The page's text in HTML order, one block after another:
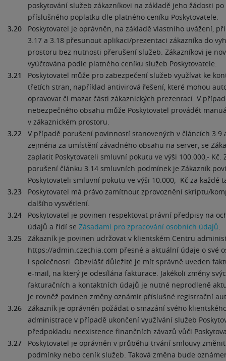
poskytování služeb zákazníkovi na základě jeho žádosti
příslušného poplatku dle platného ceníku Poskytovatele.
3.20
Poskytovatel je oprávněn, na základě vlastního uvážení,
3.17 a 3.18 přesunout aplikaci/prezentaci zákazníka do
prostoru bez nutnosti přerušení služeb. Zákazníkovi je
vyúčtována podle platného ceníku služeb Poskytovatele.
3.21
Poskytovatel může pro zabezpečení služeb využívat ke
třetích stran, například antivirová řešení, které mohou
opravovat či mazat části zákaznických prezentací. V
nebezpečného obsahu může Poskytovatel provádět
v zákaznickém prostoru.
3.22
V případě porušení povinností stanovených v článcích 3.9
zejména za umístění závadného obsahu na server, se
zaplatit Poskytovateli smluvní pokutu ve výši 100.000,- Kč.
porušení článku 3.14 smluvních podmínek je Zákazník
Poskytovateli smluvní pokutu ve výši 10.000,- Kč za každé
3.23
Poskytovatel má právo zamítnout zprovoznění skriptu/
dalšího vysvětlení.
3.24
Poskytovatel je povinen respektovat právní předpisy na
údajů a řídí se Zásadami pro zpracování osobních údajů.
3.25
Zákazník je povinen udržovat v klientském Centru
https://admin.czechia.com přesné a aktuální údaje o své
i společnosti. Obzvlášť důležité je mít správně uveden
e-mail, na který je odesílána fakturace. Jakékoli změny
fakturačních a kontaktních údajů je nutné neprodleně
je rovněž povinen změny oznámit příslušné registrační
3.26
Zákazník je oprávněn požádat o smazání svého
administrace v případě ukončení využívání služeb
předpokladu neexistence finančních závazů vůči
3.27
Poskytovatel je oprávněn v průběhu trvání smlouvy
podmínky nebo ceník služeb. Taková změna bude